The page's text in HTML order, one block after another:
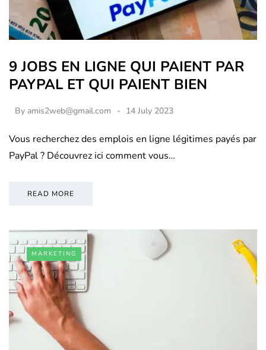
9 JOBS EN LIGNE QUI PAIENT PAR
PAYPAL ET QUI PAIENT BIEN
By amis2web@gmail.com 14 July 2023
Vous recherchez des emplois en ligne légitimes payés par
PayPal ? Découvrez ici comment vous…
READ MORE
MARKETING